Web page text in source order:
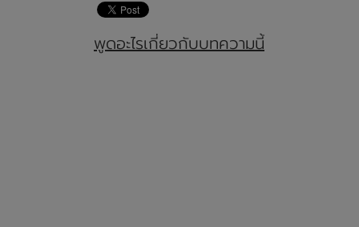
พูดอะไรเกี่ยวกับบทความนี้